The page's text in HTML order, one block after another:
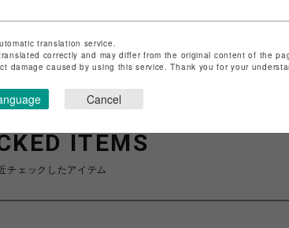
ITEMS
チェックしたアイテム
translation service.
correctly and may differ from the original content of the
damage caused by using this service. Thank you for your
Cancel